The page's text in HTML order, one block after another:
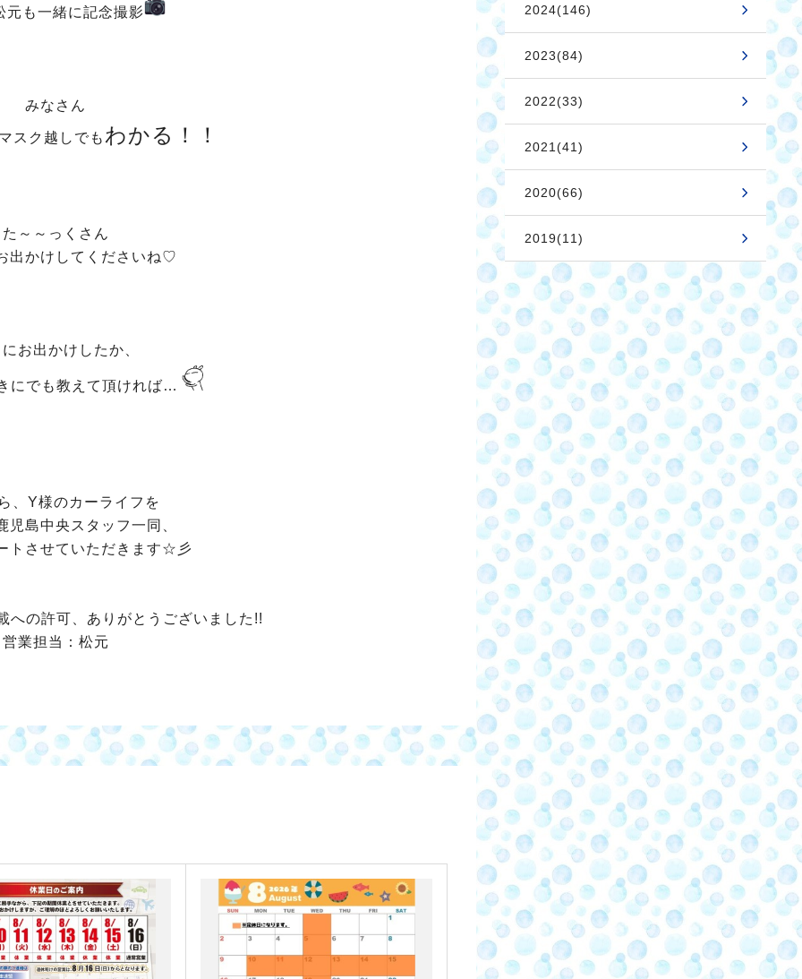
元も一緒に記念撮影
みなさん
スク越しでも わかる！！
た～～っくさん
出かけしてくださいね♡
お出かけしたか、
にでも教えて頂ければ…
、Y様のカーライフを
児島中央スタッフ一同、
トさせていただきます☆彡
への許可、ありがとうございました!!
営業担当：松元
2024(146)
2023(84)
2022(33)
2021(41)
2020(66)
2019(11)